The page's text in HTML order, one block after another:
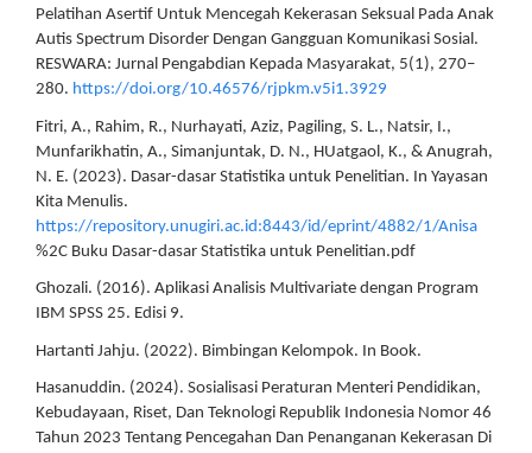
Pelatihan Asertif Untuk Mencegah Kekerasan Seksual Pada Anak
Autis Spectrum Disorder Dengan Gangguan Komunikasi Sosial.
RESWARA: Jurnal Pengabdian Kepada Masyarakat, 5(1), 270–
280. https://doi.org/10.46576/rjpkm.v5i1.3929
Fitri, A., Rahim, R., Nurhayati, Aziz, Pagiling, S. L., Natsir, I.,
Munfarikhatin, A., Simanjuntak, D. N., HUatgaol, K., & Anugrah,
N. E. (2023). Dasar-dasar Statistika untuk Penelitian. In Yayasan
Kita Menulis.
https://repository.unugiri.ac.id:8443/id/eprint/4882/1/Anisa
%2C Buku Dasar-dasar Statistika untuk Penelitian.pdf
Ghozali. (2016). Aplikasi Analisis Multivariate dengan Program
IBM SPSS 25. Edisi 9.
Hartanti Jahju. (2022). Bimbingan Kelompok. In Book.
Hasanuddin. (2024). Sosialisasi Peraturan Menteri Pendidikan,
Kebudayaan, Riset, Dan Teknologi Republik Indonesia Nomor 46
Tahun 2023 Tentang Pencegahan Dan Penanganan Kekerasan Di